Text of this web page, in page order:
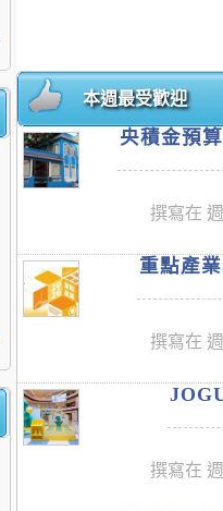
本週最受歡迎
央積金預
撰寫在
重點產
撰寫在
撰寫在